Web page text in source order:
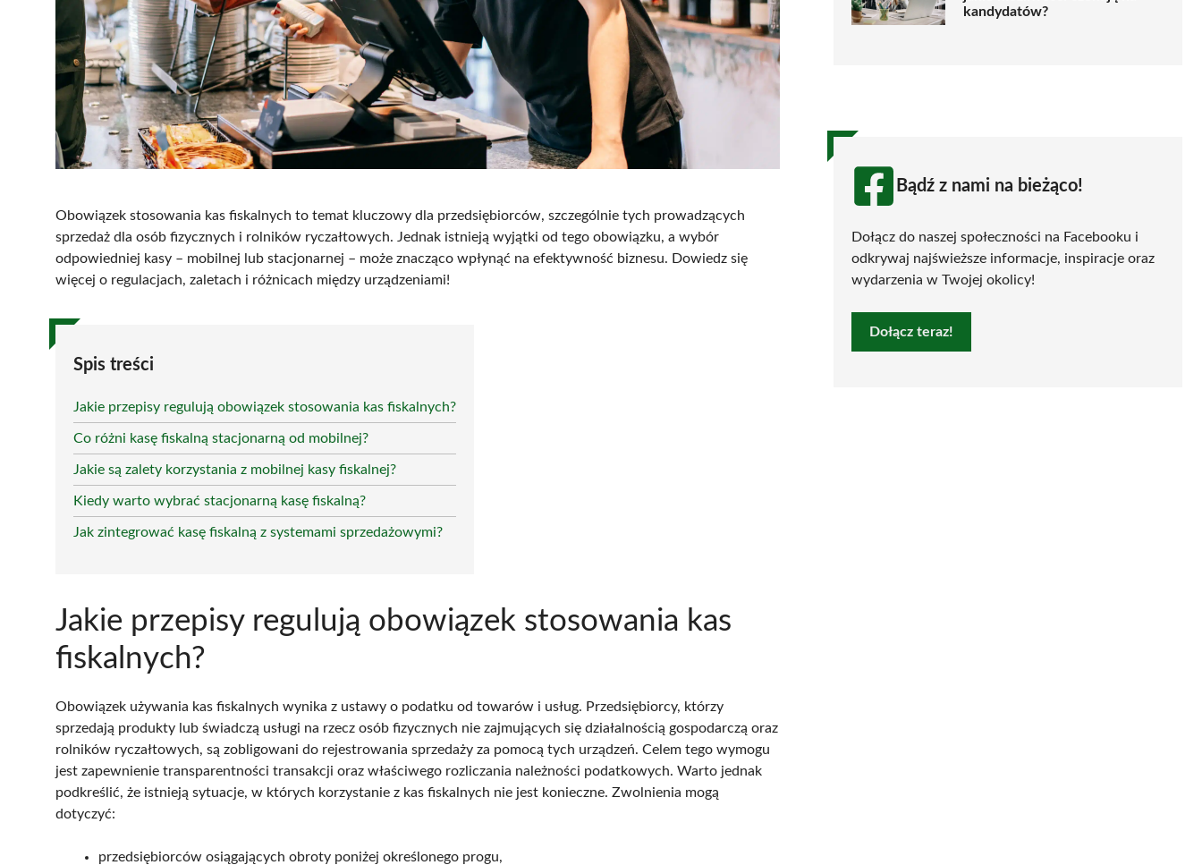
Obowiązek stosowania kas fiskalnych to temat kluczowy dla przedsiębiorców, szczególnie tych prowadzących
sprzedaż dla osób fizycznych i rolników ryczałtowych. Jednak istnieją wyjątki od tego obowiązku, a wybór
odpowiedniej kasy – mobilnej lub stacjonarnej – może znacząco wpłynąć na efektywność biznesu. Dowiedz się
więcej o regulacjach, zaletach i różnicach między urządzeniami!
Spis treści
Jakie przepisy regulują obowiązek stosowania kas fiskalnych?
Co różni kasę fiskalną stacjonarną od mobilnej?
Jakie są zalety korzystania z mobilnej kasy fiskalnej?
Kiedy warto wybrać stacjonarną kasę fiskalną?
Jak zintegrować kasę fiskalną z systemami sprzedażowymi?
Jakie przepisy regulują obowiązek stosowania kas
fiskalnych?
Obowiązek używania kas fiskalnych wynika z ustawy o podatku od towarów i usług. Przedsiębiorcy, którzy
sprzedają produkty lub świadczą usługi na rzecz osób fizycznych nie zajmujących się działalnością gospodarczą oraz
rolników ryczałtowych, są zobligowani do rejestrowania sprzedaży za pomocą tych urządzeń. Celem tego wymogu
jest zapewnienie transparentności transakcji oraz właściwego rozliczania należności podatkowych. Warto jednak
podkreślić, że istnieją sytuacje, w których korzystanie z kas fiskalnych nie jest konieczne. Zwolnienia mogą
dotyczyć:
przedsiębiorców osiągających obroty poniżej określonego progu,
kandydatów?
Bądź z nami na bieżąco!
Dołącz do naszej społeczności na Facebooku i
odkrywaj najświeższe informacje, inspiracje oraz
wydarzenia w Twojej okolicy!
Dołącz teraz!